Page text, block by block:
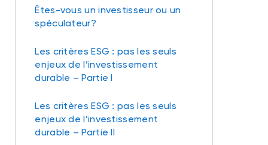
Êtes-vous un investisseur ou un
spéculateur?
Les critères ESG : pas les seuls
enjeux de l’investissement
durable – Partie I
Les critères ESG : pas les seuls
enjeux de l’investissement
durable – Partie II